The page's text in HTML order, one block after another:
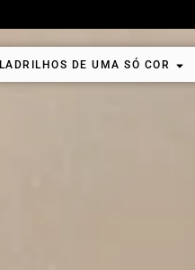
LADRILHOS DE UMA SÓ COR